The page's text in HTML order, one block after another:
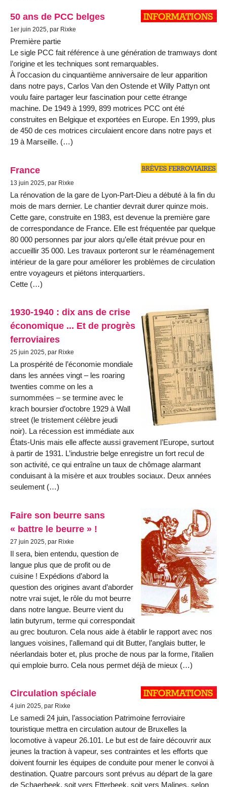
50 ans de PCC belges
1er juin 2025, par Rixke
Première partie
Le sigle PCC fait référence à une génération de tramways dont
l’origine et les techniques sont remarquables.
À l’occasion du cinquantième anniversaire de leur apparition
dans notre pays, Carlos Van den Ostende et Willy Pattyn ont
voulu faire partager leur fascination pour cette étrange
machine. De 1949 à 1999, 899 motrices PCC ont été
construites en Belgique et exportées en Europe. En 1999, plus
de 450 de ces motrices circulaient encore dans notre pays et
19 à Marseille. (…)
France
13 juin 2025, par Rixke
La rénovation de la gare de Lyon-Part-Dieu a débuté à la fin du
mois de mars dernier. Le chantier devrait durer quinze mois.
Cette gare, construite en 1983, est devenue la première gare
de correspondance de France. Elle est fréquentée par quelque
80 000 personnes par jour alors qu’elle était prévue pour en
accueillir 35 000. Les travaux porteront sur le réaménagement
intérieur de la gare pour améliorer les problèmes de circulation
entre voyageurs et piétons interquartiers.
Cette (…)
1930-1940 : dix ans de crise
économique ... Et de progrès
ferroviaires
25 juin 2025, par Rixke
La prospérité de l’économie mondiale
dans les années vingt – les roaring
twenties comme on les a
surnommées – se termine avec le
krach boursier d’octobre 1929 à Wall
street (le tristement célèbre jeudi
noir). La récession est immédiate aux
États-Unis mais elle affecte aussi gravement l’Europe, surtout
à partir de 1931. L’industrie belge enregistre un fort recul de
son activité, ce qui entraîne un taux de chômage alarmant
conduisant à la misère et aux troubles sociaux. Deux années
seulement (…)
Faire son beurre sans
« battre le beurre » !
27 juin 2025, par Rixke
Il sera, bien entendu, question de
langue plus que de profit ou de
cuisine ! Expédions d’abord la
question des origines avant d’aborder
notre vrai sujet, le rôle du mot beurre
dans notre langue. Beurre vient du
latin butyrum, terme qui correspondait
au grec bouturon. Cela nous aide à établir le rapport avec nos
langues voisines, l’allemand qui dit Butter, l’anglais butter, le
néerlandais boter et, plus proche de nous par la forme, l’italien
qui emploie burro. Cela nous permet déjà de mieux (…)
Circulation spéciale
4 juin 2025, par Rixke
Le samedi 24 juin, l’association Patrimoine ferroviaire
touristique mettra en circulation autour de Bruxelles la
locomotive à vapeur 26.101. Le but est de faire découvrir aux
jeunes la traction à vapeur, ses contraintes et les efforts que
doivent fournir les équipes de conduite pour mener le convoi à
destination. Quatre parcours sont prévus au départ de la gare
de Schaerbeek, soit vers Etterbeek, soit vers Malines, selon